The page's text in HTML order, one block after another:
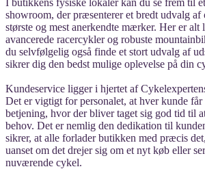
showroom, der præsenterer et bredt udvalg
største og mest anerkendte mærker. Her er
avancerede racercykler og robuste
du selvfølgelig også finde et stort udvalg af
sikrer dig den bedst mulige oplevelse på din
Kundeservice ligger i hjertet af
Det er vigtigt for personalet, at hver kunde får
betjening, hvor der bliver taget sig god tid til
behov. Det er nemlig den dedikation til
sikrer, at alle forlader butikken med præcis
uanset om det drejer sig om et nyt køb eller
nuværende cykel.